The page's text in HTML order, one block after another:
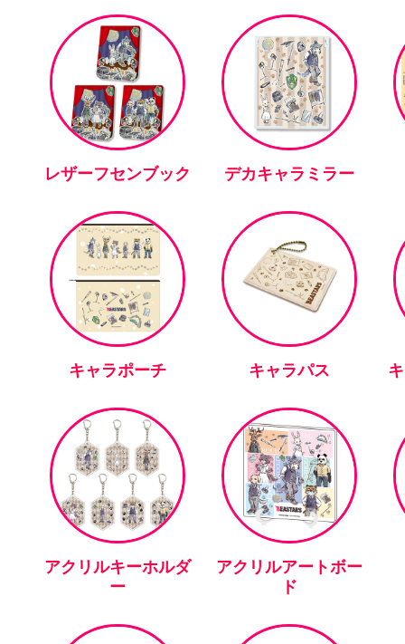
レザーフセンブック デカキャラミラー
キャラポーチ キャラパス
アクリルキーホルダ
ー
アクリルアートボー
ド